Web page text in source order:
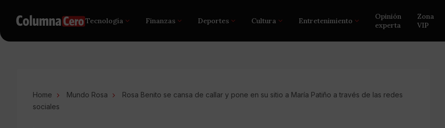
Tecnología Finanzas Deportes Cultura Entretenimiento
Opinión
experta
Zona
VIP
Home Mundo Rosa
Rosa Benito se cansa de callar y pone en su sitio a María Patiño a través de las redes
sociales